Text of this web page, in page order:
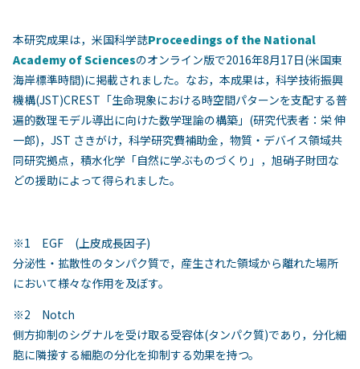
本研究成果は，米国科学誌Proceedings of the National
Academy of Sciencesのオンライン版で2016年8月17日(米国東
海岸標準時間)に掲載されました。なお，本成果は，科学技術振興
機構(JST)CREST「生命現象における時空間パターンを支配する普
遍的数理モデル導出に向けた数学理論の構築」(研究代表者：栄 伸
一郎)，JST さきがけ，科学研究費補助金，物質・デバイス領域共
同研究拠点，積水化学「自然に学ぶものづくり」，旭硝子財団な
どの援助によって得られました。
※1 EGF (上皮成長因子)
分泌性・拡散性のタンパク質で，産生された領域から離れた場所
において様々な作用を及ぼす。
※2 Notch
側方抑制のシグナルを受け取る受容体(タンパク質)であり，分化細
胞に隣接する細胞の分化を抑制する効果を持つ。